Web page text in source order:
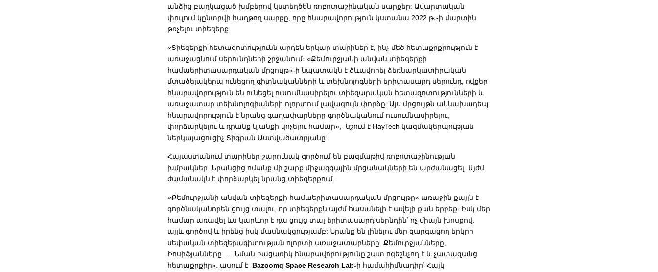
անձից բաղկացած խմբերով կստեղծեն ռոբոտաշինական սարքեր: Ավարտական
փուլում կընտրվի հաղթող սարքը, որը հնարավորություն կստանա 2022 թ․-ի մարտին
թռչելու տիեզերք:
«Տիեզերքի հետազոտությունն արդեն երկար տարիներ է, ինչ մեծ հետաքրքրություն է
առաջացնում սերունդների շրջանում։ «Քեմուրջյանի անվան տիեզերքի
համաերիտասարդական մրցույթ»-ի նպատակն է ձևավորել ձեռնարկատիրական
մտածելակերպ ունեցող գիտնականների և տեխնոլոգների երիտասարդ սերունդ, ովքեր
հնարավորություն են ունեցել ուսումնասիրելու տիեզարական հետազոտությունների և
առաջատար տեխնոլոգիաների ոլորտում լավագույն փորձը: Այս մրցույթն աննախադեպ
հնարավորություն է նրանց գաղափարները գործնականում ուսումնասիրելու,
փորձարկելու և դրանք կյանքի կոչելու համար»,- նշում է HayTech կազմակերպության
ներկայացուցիչ Տիգրան Աստվածատրյանը:
Հայաստանում տարիներ շարունակ գործում են բազմաթիվ ռոբոտաշինության
խմբակներ: Նրանցից ոմանք մի շարք միջազգային մրցանակների են արժանացել: Այժմ
ժամանակն է փորձարկել նրանց տիեզերքում:
«Քեմուրջյանի անվան տիեզերքի համաերիտասարդական մրցույթը» առաջին քայլն է
գործնականորեն ցույց տալու, որ տիեզերքն այժմ հասանելի է ավելի քան երբեք: Իսկ մեր
համար առավել ևս կարևոր է դա ցույց տալ երիտասարդ սերնդին՝ ոչ միայն խոսքով,
այլև գործով և իրենց իսկ մասնակցությամբ: Նրանք են լինելու մեր զարգացող երկրի
սեփական տիեզերագիտության ոլորտի առաջատարները. Քեմուրջյանները,
Իոսիֆյանները… : Նման բացառիկ հնարավորությունը շատ ոգեշնչող է և չափազանց
հետաքրքիր». ասում է Bazoomq Space Research Lab-ի համահիմնադիր՝ Հայկ